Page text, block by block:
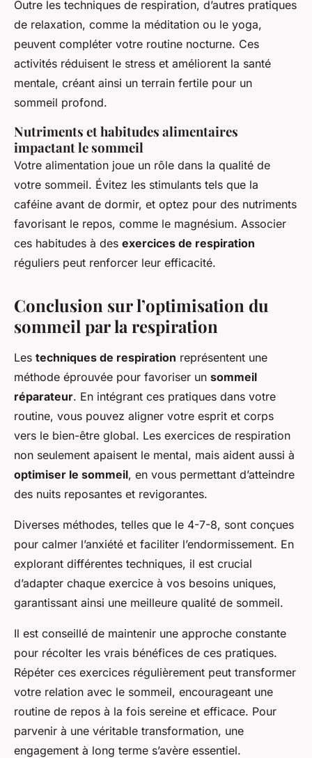
Outre les techniques de respiration, d’autres pratiques
de relaxation, comme la méditation ou le yoga,
peuvent compléter votre routine nocturne. Ces
activités réduisent le stress et améliorent la santé
mentale, créant ainsi un terrain fertile pour un
sommeil profond.
Nutriments et habitudes alimentaires
impactant le sommeil
Votre alimentation joue un rôle dans la qualité de
votre sommeil. Évitez les stimulants tels que la
caféine avant de dormir, et optez pour des nutriments
favorisant le repos, comme le magnésium. Associer
ces habitudes à des exercices de respiration
réguliers peut renforcer leur efficacité.
Conclusion sur l’optimisation du
sommeil par la respiration
Les techniques de respiration représentent une
méthode éprouvée pour favoriser un sommeil
réparateur. En intégrant ces pratiques dans votre
routine, vous pouvez aligner votre esprit et corps
vers le bien-être global. Les exercices de respiration
non seulement apaisent le mental, mais aident aussi à
optimiser le sommeil, en vous permettant d’atteindre
des nuits reposantes et revigorantes.
Diverses méthodes, telles que le 4-7-8, sont conçues
pour calmer l’anxiété et faciliter l’endormissement. En
explorant différentes techniques, il est crucial
d’adapter chaque exercice à vos besoins uniques,
garantissant ainsi une meilleure qualité de sommeil.
Il est conseillé de maintenir une approche constante
pour récolter les vrais bénéfices de ces pratiques.
Répéter ces exercices régulièrement peut transformer
votre relation avec le sommeil, encourageant une
routine de repos à la fois sereine et efficace. Pour
parvenir à une véritable transformation, une
engagement à long terme s’avère essentiel.